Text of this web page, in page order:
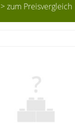
> zum Preisvergleich